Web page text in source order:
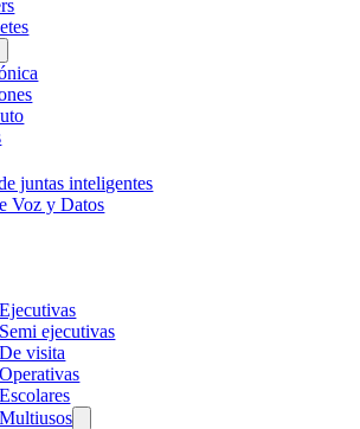
juntas inteligentes
Voz y Datos
ejecutivas
visita